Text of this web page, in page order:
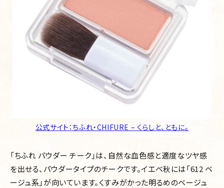
公式サイト：ちふれ・CHIFURE – くらしと、ともに。
「ちふれ パウダー チーク」は、自然な血色感と適度なツヤ感
を出せる、パウダータイプのチークです。イエベ秋には「612 ベ
ージュ系」が向いています。くすみがかった明るめのベージュ